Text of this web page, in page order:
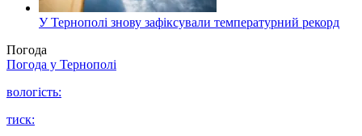
У Тернополі знову зафіксували температурний рекорд
Погода
Погода у Тернополі
вологість:
тиск: